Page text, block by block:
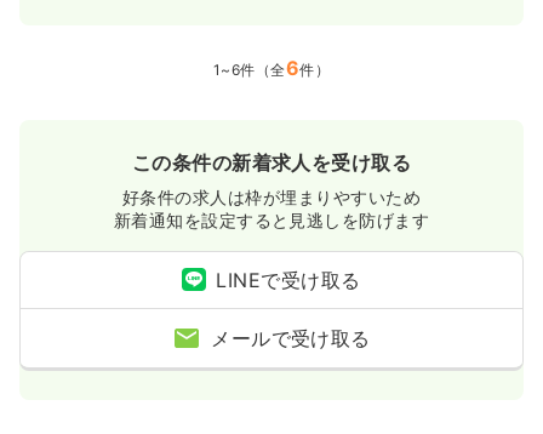
1~6件（全6件）
この条件の新着求人を受け取る
好条件の求人は枠が埋まりやすいため
新着通知を設定すると見逃しを防げます
LINEで受け取る
メールで受け取る